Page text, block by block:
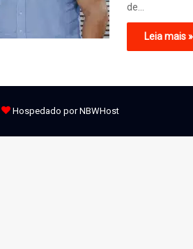
de…
Leia mais »
Hospedado por NBWHost